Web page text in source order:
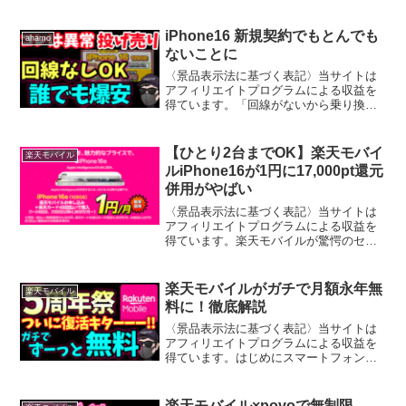
ahamo
iPhone16 新規契約でもとんでも
ないことに
〈景品表示法に基づく表記〉当サイトは
アフィリエイトプログラムによる収益を
得ています。「回線がないから乗り換え
激戦状態。条件を理解して動けば、誰で
もお得に入手でき...
楽天モバイル
【ひとり2台までOK】楽天モバイ
ルiPhone16が1円に17,000pt還元
併用がやばい
〈景品表示法に基づく表記〉当サイトは
アフィリエイトプログラムによる収益を
得ています。楽天モバイルが驚愕のセー
す。既存契約者・再契約者・新規契約者
を問わず、誰でも...
楽天モバイル
楽天モバイルがガチで月額永年無
料に！徹底解説
〈景品表示法に基づく表記〉当サイトは
アフィリエイトプログラムによる収益を
得ています。はじめにスマートフォンの
ます。月額料金実質0円、さらに追加メリ